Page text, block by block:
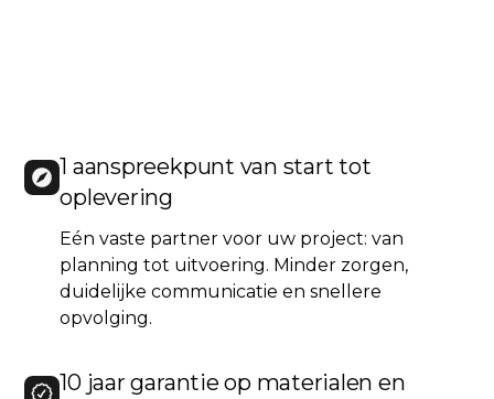
1 aanspreekpunt van start tot
oplevering
Eén vaste partner voor uw project: van
planning tot uitvoering. Minder zorgen,
duidelijke communicatie en snellere
opvolging.
10 jaar garantie op materialen en